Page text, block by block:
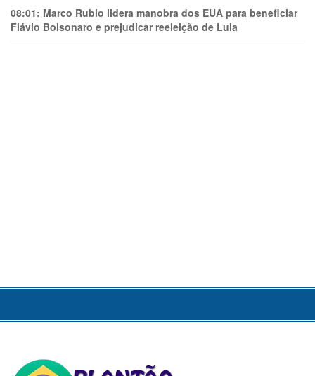
08:01: Marco Rubio lidera manobra dos EUA para beneficiar
Flávio Bolsonaro e prejudicar reeleição de Lula